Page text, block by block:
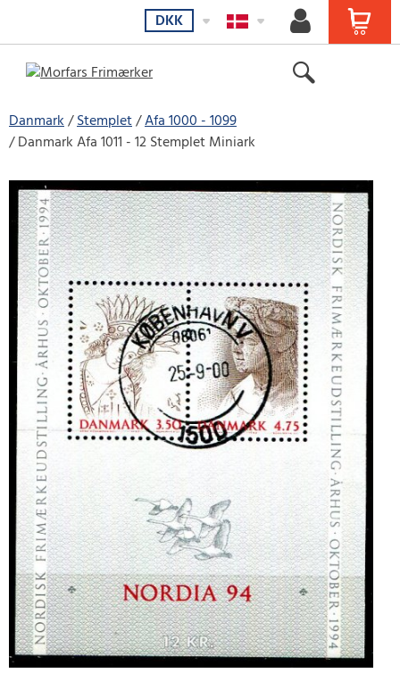
DKK
Danmark Stemplet Afa 1000 - 1099
Danmark Afa 1011 - 12 Stemplet Miniark